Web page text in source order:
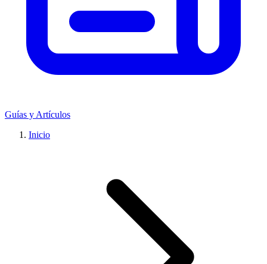
Guías y Artículos
Inicio